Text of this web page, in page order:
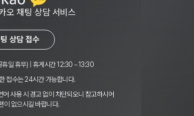
오 채팅 상담 서비스
상담 접수
일 휴무) | 휴게시간 12:30 ~13:30
접수는 24시간 가능합니다.
사용 시 경고 없이 차단되오니 참고하시어
이 없으시길 바랍니다.